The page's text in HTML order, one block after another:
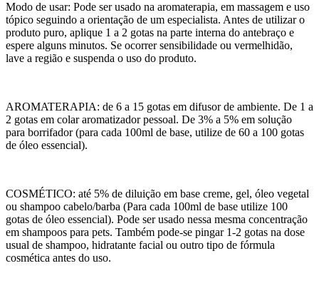
Modo de usar: Pode ser usado na aromaterapia, em massagem e uso
tópico seguindo a orientação de um especialista. Antes de utilizar o
produto puro, aplique 1 a 2 gotas na parte interna do antebraço e
espere alguns minutos. Se ocorrer sensibilidade ou vermelhidão,
lave a região e suspenda o uso do produto.
AROMATERAPIA: de 6 a 15 gotas em difusor de ambiente. De 1 a
2 gotas em colar aromatizador pessoal. De 3% a 5% em solução
para borrifador (para cada 100ml de base, utilize de 60 a 100 gotas
de óleo essencial).
COSMÉTICO: até 5% de diluição em base creme, gel, óleo vegetal
ou shampoo cabelo/barba (Para cada 100ml de base utilize 100
gotas de óleo essencial). Pode ser usado nessa mesma concentração
em shampoos para pets. Também pode-se pingar 1-2 gotas na dose
usual de shampoo, hidratante facial ou outro tipo de fórmula
cosmética antes do uso.